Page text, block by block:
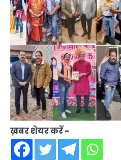
ख़बर शेयर करें -